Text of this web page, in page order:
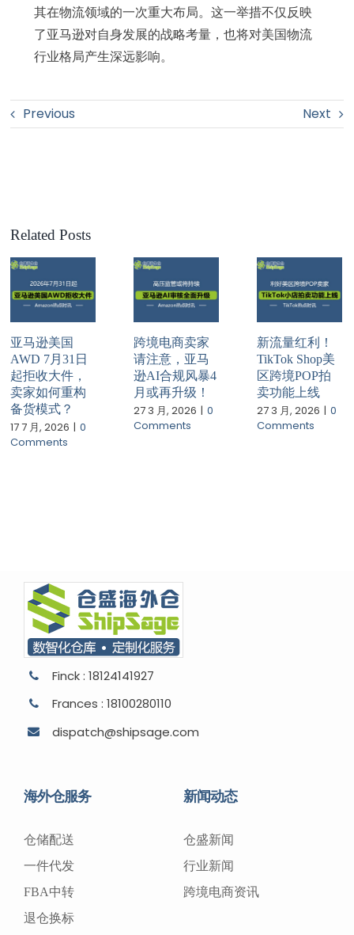
其在物流领域的一次重大布局。这一举措不仅反映
了亚马逊对自身发展的战略考量，也将对美国物流
行业格局产生深远影响。
Previous Next
Related Posts
亚马逊美国
AWD 7月31日
起拒收大件，
卖家如何重构
备货模式？
17 7 月, 2026 | 0
Comments
跨境电商卖家
请注意，亚马
逊AI合规风暴4
月或再升级！
27 3 月, 2026 | 0
Comments
新流量红利！
TikTok Shop美
区跨境POP拍
卖功能上线
27 3 月, 2026 | 0
Comments
Finck : 18124141927
Frances : 18100280110
dispatch@shipsage.com
海外仓服务
仓储配送
一件代发
FBA中转
退仓换标
新闻动态
仓盛新闻
行业新闻
跨境电商资讯